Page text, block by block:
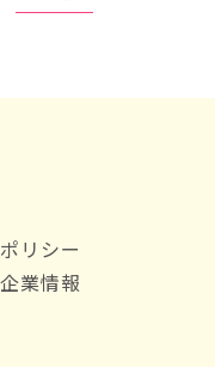
リシー
企業情報